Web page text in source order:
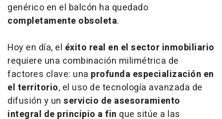
genérico en el balcón ha quedado
completamente obsoleta.
Hoy en día, el éxito real en el sector inmobiliario
requiere una combinación milimétrica de
factores clave: una profunda especialización en
el territorio, el uso de tecnología avanzada de
difusión y un servicio de asesoramiento
integral de principio a fin que sitúe a las